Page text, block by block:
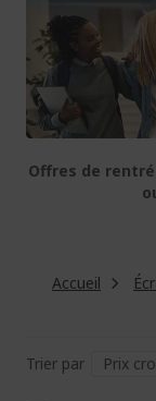
Offres de
Accueil
Trier par